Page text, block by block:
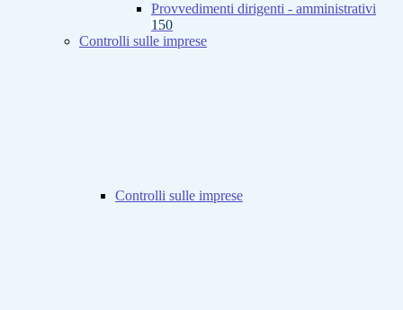
Provvedimenti dirigenti - amministrativi
150
Controlli sulle imprese
Controlli sulle imprese